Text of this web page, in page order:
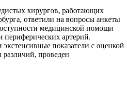
хирургов, работающих
ответили на вопросы анкеты
медицинской помощи
периферических артерий.
показатели с оценкой
различий, проведен